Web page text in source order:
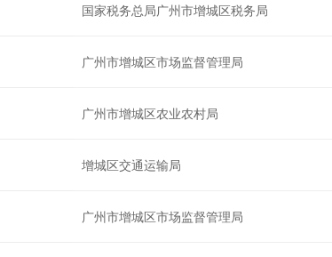
国家税务总局广州市增城区税务局
广州市增城区市场监督管理局
广州市增城区农业农村局
增城区交通运输局
广州市增城区市场监督管理局